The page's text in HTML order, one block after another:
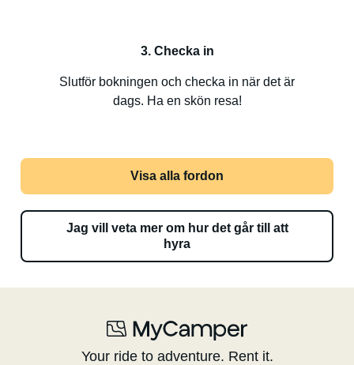
3. Checka in
Slutför bokningen och checka in när det är
dags. Ha en skön resa!
Visa alla fordon
Jag vill veta mer om hur det går till att
hyra
Your ride to adventure. Rent it.